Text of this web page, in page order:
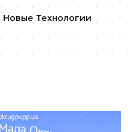
Новые Технологии